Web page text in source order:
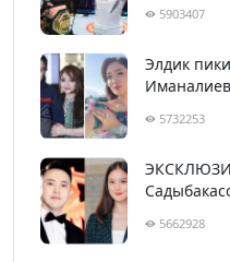
5903407
Элдик
5732253
5662928